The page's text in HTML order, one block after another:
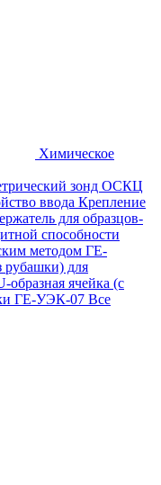
Химическое
зонд ОСКЦ
ввода Крепление
для образцов-
способности
методом ГЕ-
рубашки) для
образная ячейка (с
ГЕ-УЭК-07 Все